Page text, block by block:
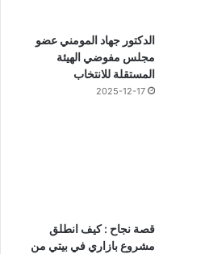
الدكتور جهاد المومني عضو
مجلس مفوضي الهيئة
المستقلة للانتخاب
2025-12-17
قصة نجاح : كيف انطلق
مشروع بازاري في بيتي من